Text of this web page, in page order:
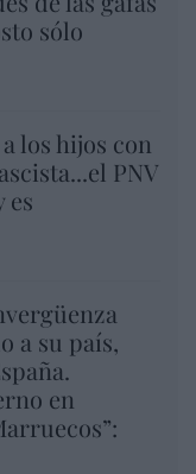
sólo
los hijos con
PNV
es
a su país,
en